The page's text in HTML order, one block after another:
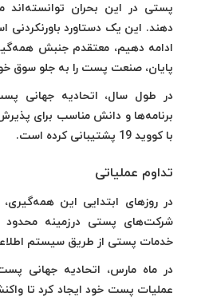
پستی در این بحران توانسته‌اند
دهند. این یک دستاورد باورنکردنی
پایان، صنعت پست را به جلو سوق
در طول سال، اتحادیه جهانی پست
برنامه‌ها و دانش مناسب برای
با کووید 19 پشتیبانی کرده است.
تداوم عملیاتی
شرکت‌های پستی درزمینه محدود
خدمات پستی از طریق سیستم
در ماه مارس، اتحادیه جهانی
عملیات پست خود ایجاد کرد تا